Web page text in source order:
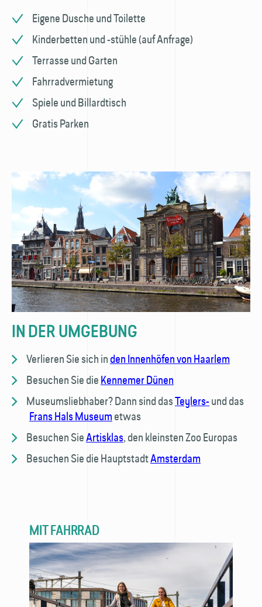
Eigene Dusche und Toilette
Kinderbetten und -stühle (auf Anfrage)
Terrasse und Garten
Fahrradvermietung
Spiele und Billardtisch
Gratis Parken
IN DER UMGEBUNG
Verlieren Sie sich inden Innenhöfen von Haarlem
Besuchen Sie dieKennemer Dünen
Museumsliebhaber? Dann sind dasTeylers-und das
Frans Hals Museumetwas
Besuchen SieArtisklas, den kleinsten Zoo Europas
Besuchen Sie die HauptstadtAmsterdam
MIT FAHRRAD